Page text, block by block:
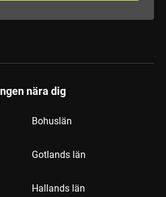
nära dig
Bohuslän
Gotlands län
Hallands län